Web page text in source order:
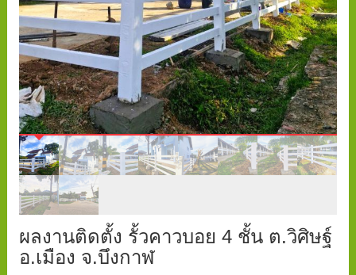
ผลงานติดตั้ง รั้วคาวบอย 4 ชั้น ต.วิศิษฐ์
อ.เมือง จ.บึงกาฬ